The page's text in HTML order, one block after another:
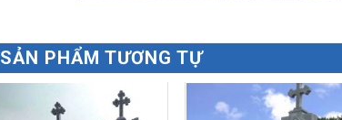
SẢN PHẨM TƯƠNG TỰ